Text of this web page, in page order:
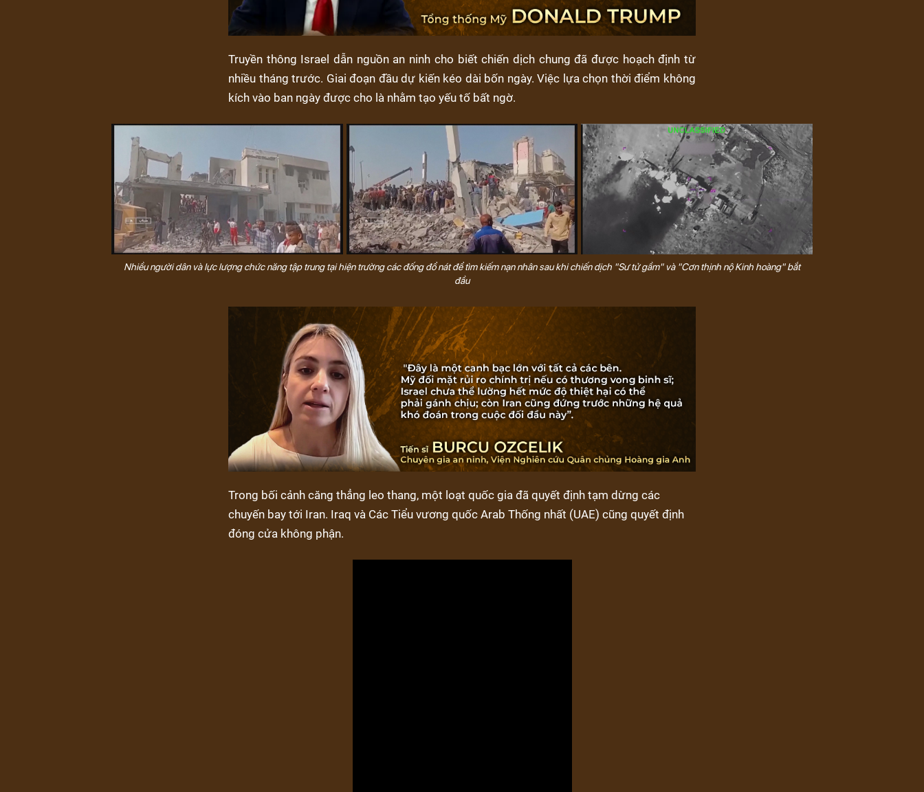
Truyền thông Israel dẫn nguồn an ninh cho biết chiến dịch chung đã được hoạch định từ
nhiều tháng trước. Giai đoạn đầu dự kiến kéo dài bốn ngày. Việc lựa chọn thời điểm không
kích vào ban ngày được cho là nhằm tạo yếu tố bất ngờ.
Nhiều người dân và lực lượng chức năng tập trung tại hiện trường các đống đổ nát để tìm kiếm nạn nhân sau khi chiến dịch "Sư tử gầm" và "Cơn thịnh nộ Kinh hoàng" bắt
đầu
Trong bối cảnh căng thẳng leo thang, một loạt quốc gia đã quyết định tạm dừng các
chuyến bay tới Iran. Iraq và Các Tiểu vương quốc Arab Thống nhất (UAE) cũng quyết định
đóng cửa không phận.